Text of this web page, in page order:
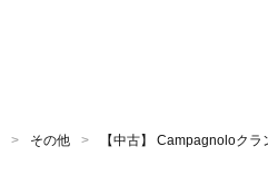
その他 【中古】 Campagnoloク